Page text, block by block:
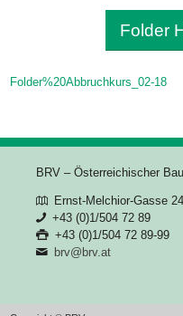
Folder
Folder%20Abbruchkurs_02-18
BRV – Österreichischer
Ernst-Melchior-Gasse
+43 (0)1/504 72 89
+43 (0)1/504 72 89-99
brv@brv.at